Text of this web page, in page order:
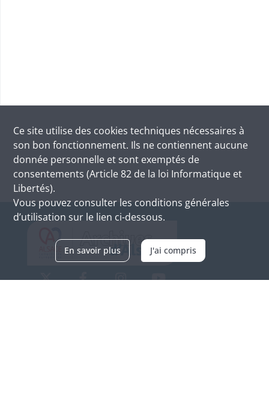
Ce site utilise des cookies techniques nécessaires à
son bon fonctionnement. Ils ne contiennent aucune
donnée personnelle et sont exemptés de
consentements (Article 82 de la loi Informatique et
Libertés).
Vous pouvez consulter les conditions générales
d’utilisation sur le lien ci-dessous.
En savoir plus J'ai compris